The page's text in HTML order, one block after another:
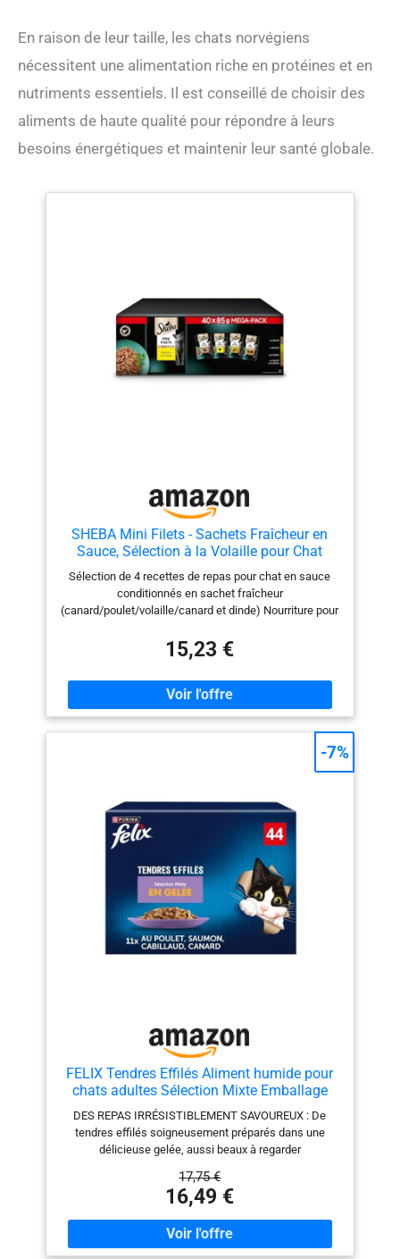
En raison de leur taille, les chats norvégiens
nécessitent une alimentation riche en protéines et en
nutriments essentiels. Il est conseillé de choisir des
aliments de haute qualité pour répondre à leurs
besoins énergétiques et maintenir leur santé globale.
SHEBA Mini Filets - Sachets Fraîcheur en
Sauce, Sélection à la Volaille pour Chat
Adulte - 40x85g
Sélection de 4 recettes de repas pour chat en sauce
conditionnés en sachet fraîcheur
(canard/poulet/volaille/canard et dinde) Nourriture pour
équilibré, adapté aux besoins nutritionnels des chats
adultes Recette élaborée avec des ingrédients naturels
et de qualité sans colorants artificiels, ni conservateurs
Nourriture pour chat mise au point avec nos
vétérinaires du centre WALTHAM (référence mondiale
pour la nutrition des animaux de compagnie) Contenu
Filets, Saveur : Canard/Poulet/Volaille/Canard et Dinde,
15,23 €
FELIX Tendres Effilés Aliment humide pour
chats adultes Sélection Mixte Emballage
économique, 44 sachets faciles à servir,
Morceaux tendres en gelée, 4 délicieuses
saveurs, Aliment complet
DES REPAS IRRÉSISTIBLEMENT SAVOUREUX : De
tendres effilés soigneusement préparés dans une
délicieuse gelée, aussi beaux à regarder
expérience irrésistible à chaque repas. DU PLAISIR
TOUS LES JOURS : Felix Tendres Effilés apporte une
véritable diversité de saveurs et de textures pour rendre
chaque moment d’alimentation encore plus plaisant,
jour après jour. DE LA VARIÉTÉ À CHAQUE REPAS :
17,75 €
16,49 €
-7%